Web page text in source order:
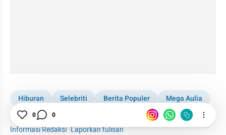
Hiburan Selebriti Berita Populer
Mega Aulia
Ria Ricis
Informasi Redaksi·Laporkan tulisan
0 0